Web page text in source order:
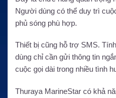
Người dùng có thể duy trì
phủ sóng phù hợp.
Thiết bị cũng hỗ trợ SMS.
dùng chỉ cần gửi thông tin
cuộc gọi dài trong nhiều tình
Thuraya MarineStar có khả